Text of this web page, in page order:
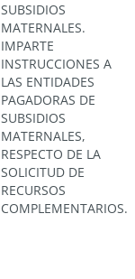
SUBSIDIOS
MATERNALES.
IMPARTE
INSTRUCCIONES A
LAS ENTIDADES
PAGADORAS DE
SUBSIDIOS
MATERNALES,
RESPECTO DE LA
SOLICITUD DE
RECURSOS
COMPLEMENTARIOS.